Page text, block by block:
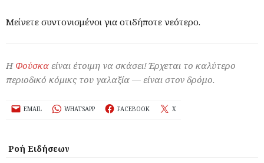
Μείνετε συντονισμένοι για οτιδήποτε νεότερο.
Η Φούσκα είναι έτοιμη να σκάσει! Έρχεται το καλύτερο
περιοδικό κόμικς του γαλαξία — είναι στον δρόμο.
EMAIL WHATSAPP FACEBOOK X
Ροή Ειδήσεων